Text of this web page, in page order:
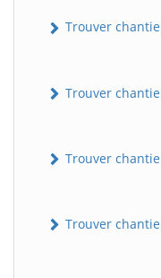
Trouver
Trouver
Trouver
Trouver